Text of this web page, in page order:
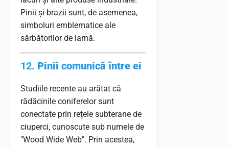
Pinii și brazii sunt, de asemenea,
simboluri emblematice ale
sărbătorilor de iarnă.
12. Pinii comunică între ei
Studiile recente au arătat că
rădăcinile coniferelor sunt
conectate prin rețele subterane de
ciuperci, cunoscute sub numele de
"Wood Wide Web". Prin acestea,